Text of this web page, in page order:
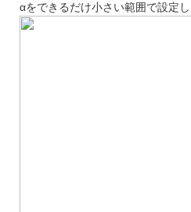
αをできるだけ小さい範囲で設定し